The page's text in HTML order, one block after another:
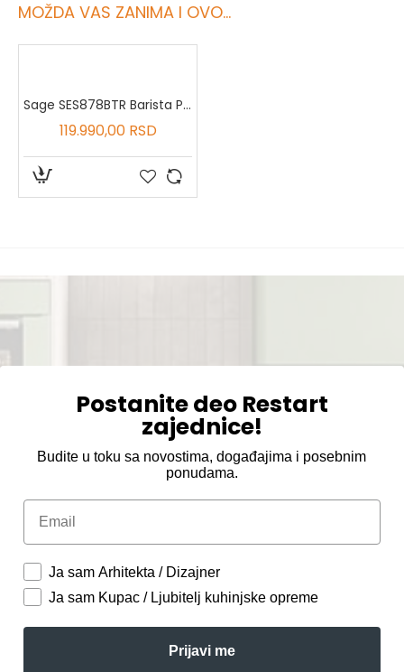
MOŽDA VAS ZANIMA I OVO...
Sage SES878BTR Barista Pro™
119.990,00 RSD
Postanite deo Restart
zajednice!
Budite u toku sa novostima, događajima i posebnim
ponudama.
Email
Ja sam Arhitekta / Dizajner
Ja sam Kupac / Ljubitelj kuhinjske opreme
Prijavi me